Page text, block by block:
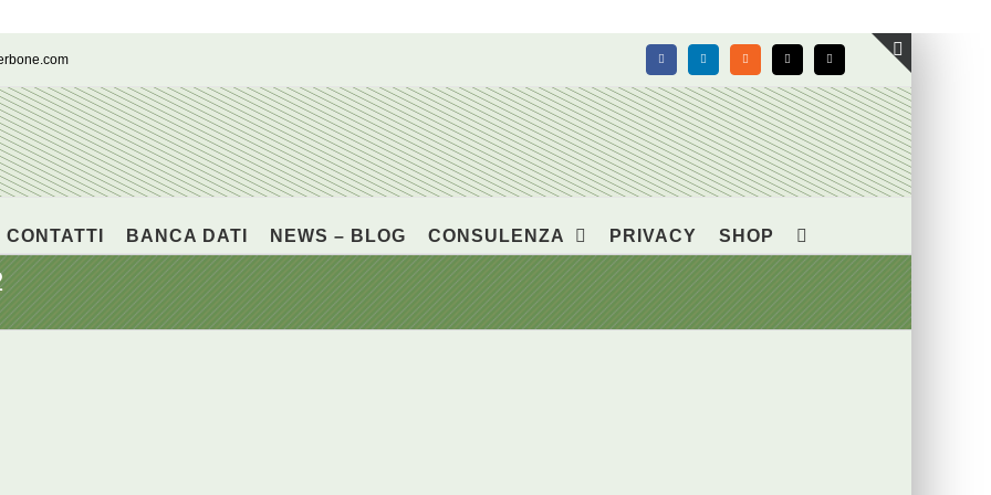
FacebookLinkedIn Rss X Email
CONTATTI BANCA DATI NEWS – BLOG CONSULENZA PRIVACY SHOP
Toggle
area
barra
scorrevole